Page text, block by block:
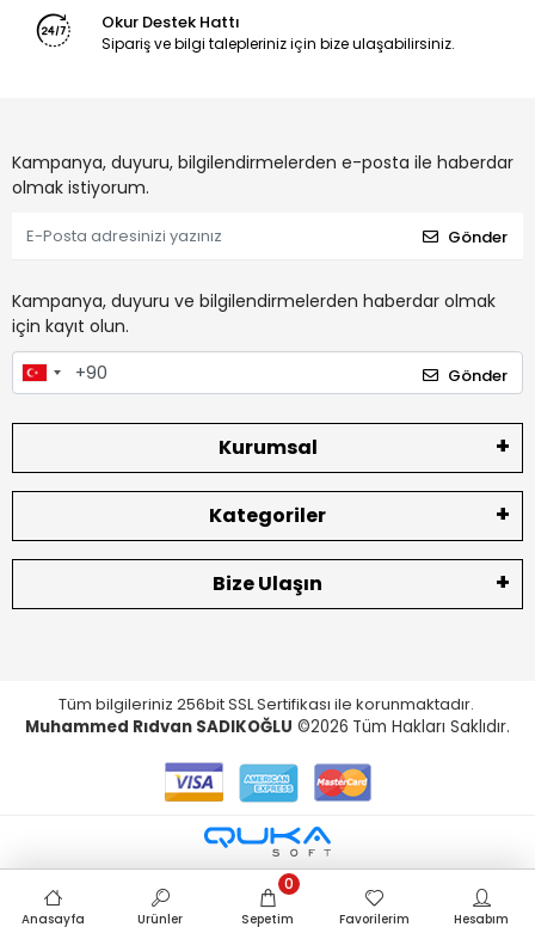
Okur Destek Hattı
Sipariş ve bilgi talepleriniz için bize ulaşabilirsiniz.
Kampanya, duyuru, bilgilendirmelerden e-posta ile haberdar
olmak istiyorum.
Gönder
Kampanya, duyuru ve bilgilendirmelerden haberdar olmak
için kayıt olun.
Gönder
Kurumsal
Kategoriler
Bize Ulaşın
Tüm bilgileriniz 256bit SSL Sertifikası ile korunmaktadır.
Muhammed Rıdvan SADIKOĞLU ©2026 Tüm Hakları Saklıdır.
Anasayfa Ürünler Sepetim
0
Favorilerim Hesabım